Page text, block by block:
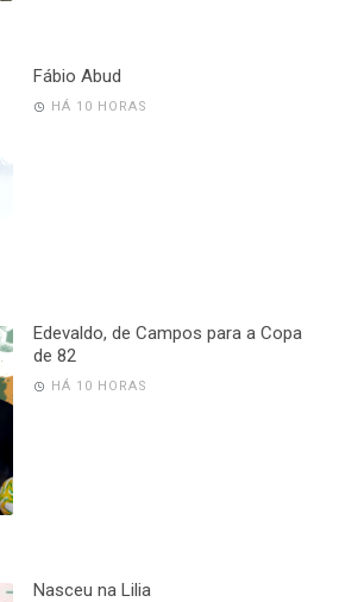
Fábio Abud
HÁ 10 HORAS
Edevaldo, de Campos para a Copa
de 82
HÁ 10 HORAS
Nasceu na Lilia